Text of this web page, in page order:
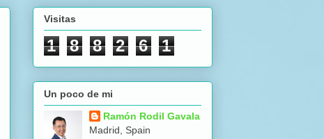
Visitas
1 8 8 2 6 1
Un poco de mi
Ramón Rodil Gavala
Madrid, Spain